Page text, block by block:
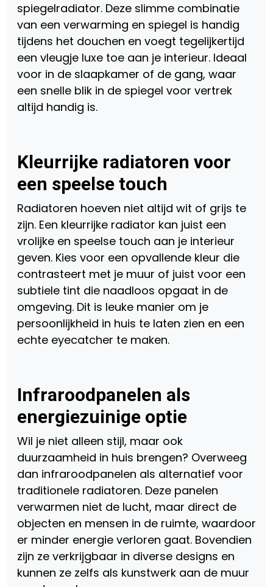
spiegelradiator. Deze slimme combinatie
van een verwarming en spiegel is handig
tijdens het douchen en voegt tegelijkertijd
een vleugje luxe toe aan je interieur. Ideaal
voor in de slaapkamer of de gang, waar
een snelle blik in de spiegel voor vertrek
altijd handig is.
Kleurrijke radiatoren voor
een speelse touch
Radiatoren hoeven niet altijd wit of grijs te
zijn. Een kleurrijke radiator kan juist een
vrolijke en speelse touch aan je interieur
geven. Kies voor een opvallende kleur die
contrasteert met je muur of juist voor een
subtiele tint die naadloos opgaat in de
omgeving. Dit is leuke manier om je
persoonlijkheid in huis te laten zien en een
echte eyecatcher te maken.
Infraroodpanelen als
energiezuinige optie
Wil je niet alleen stijl, maar ook
duurzaamheid in huis brengen? Overweeg
dan infraroodpanelen als alternatief voor
traditionele radiatoren. Deze panelen
verwarmen niet de lucht, maar direct de
objecten en mensen in de ruimte, waardoor
er minder energie verloren gaat. Bovendien
zijn ze verkrijgbaar in diverse designs en
kunnen ze zelfs als kunstwerk aan de muur